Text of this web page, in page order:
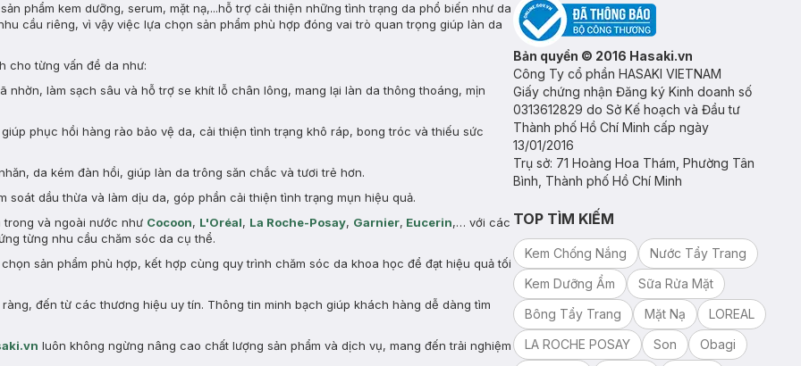
phẩm kem dưỡng, serum, mặt nạ,...hỗ trợ cải thiện những tình trạng da phổ biến như da
cầu riêng, vì vậy việc lựa chọn sản phẩm phù hợp đóng vai trò quan trọng giúp làn da
cho từng vấn đề da như:
nhờn, làm sạch sâu và hỗ trợ se khít lỗ chân lông, mang lại làn da thông thoáng, mịn
phục hồi hàng rào bảo vệ da, cải thiện tình trạng khô ráp, bong tróc và thiếu sức
da kém đàn hồi, giúp làn da trông săn chắc và tươi trẻ hơn.
soát dầu thừa và làm dịu da, góp phần cải thiện tình trạng mụn hiệu quả.
và ngoài nước như Cocoon, L'Oréal, La Roche-Posay, Garnier, Eucerin,… với các
từng nhu cầu chăm sóc da cụ thể.
sản phẩm phù hợp, kết hợp cùng quy trình chăm sóc da khoa học để đạt hiệu quả tối
đến từ các thương hiệu uy tín. Thông tin minh bạch giúp khách hàng dễ dàng tìm
luôn không ngừng nâng cao chất lượng sản phẩm và dịch vụ, mang đến trải nghiệm
Bản quyền © 2016 Hasaki.vn
Công Ty cổ phần HASAKI VIETNAM
Giấy chứng nhận Đăng ký Kinh doanh số
0313612829 do Sở Kế hoạch và Đầu tư
Thành phố Hồ Chí Minh cấp ngày
13/01/2016
Trụ sở: 71 Hoàng Hoa Thám, Phường Tân
Bình, Thành phố Hồ Chí Minh
TOP TÌM KIẾM
Kem Chống Nắng
Nước Tẩy Trang
Kem Dưỡng Ẩm
Sữa Rửa Mặt
Bông Tẩy Trang
Mặt Nạ
LOREAL
LA ROCHE POSAY
Son
Obagi